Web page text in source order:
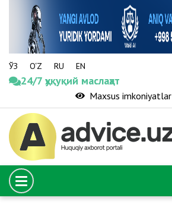
ЎЗ O‘Z RU EN
24/7 ҳуқуқий маслаҳат
Maxsus imkoniyatlar